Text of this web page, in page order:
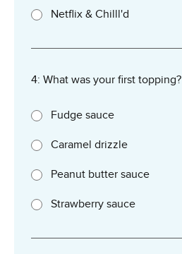
Netflix & Chilll'd
4: What was your first topping?
Fudge sauce
Caramel drizzle
Peanut butter sauce
Strawberry sauce